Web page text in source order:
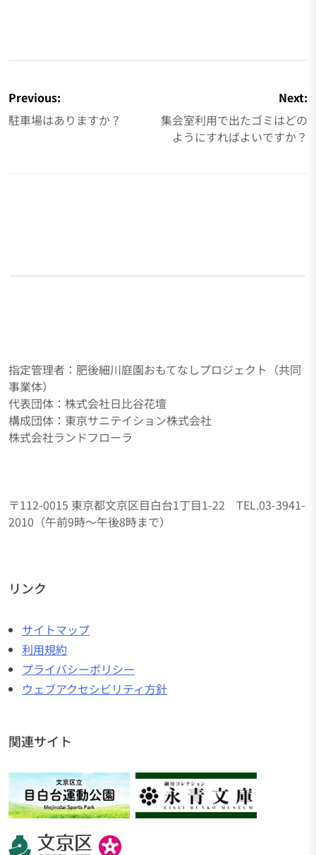
稿
ナ
ビ
Previous:
駐車場はありますか？
Next:
集会室利用で出たゴミはどの
ようにすればよいですか？
指定管理者：肥後細川庭園おもてなしプロジェクト（共同
事業体）
代表団体：株式会社日比谷花壇
構成団体：東京サニテイション株式会社
株式会社ランドフローラ
〒112-0015 東京都文京区目白台1丁目1-22 TEL.03-3941-
2010（午前9時～午後8時まで）
リンク
サイトマップ
利用規約
プライバシーポリシー
ウェブアクセシビリティ方針
関連サイト